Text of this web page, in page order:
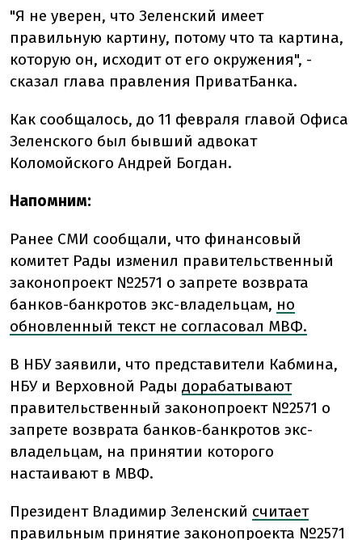
"Я не уверен, что Зеленский имеет
правильную картину, потому что та картина,
которую он, исходит от его окружения", -
сказал глава правления ПриватБанка.
Как сообщалось, до 11 февраля главой Офиса
Зеленского был бывший адвокат
Коломойского Андрей Богдан.
Напомним:
Ранее СМИ сообщали, что финансовый
комитет Рады изменил правительственный
законопроект №2571 о запрете возврата
банков-банкротов экс-владельцам, но
обновленный текст не согласовал МВФ.
В НБУ заявили, что представители Кабмина,
НБУ и Верховной Рады дорабатывают
правительственный законопроект №2571 о
запрете возврата банков-банкротов экс-
владельцам, на принятии которого
настаивают в МВФ.
Президент Владимир Зеленский считает
правильным принятие законопроекта №2571